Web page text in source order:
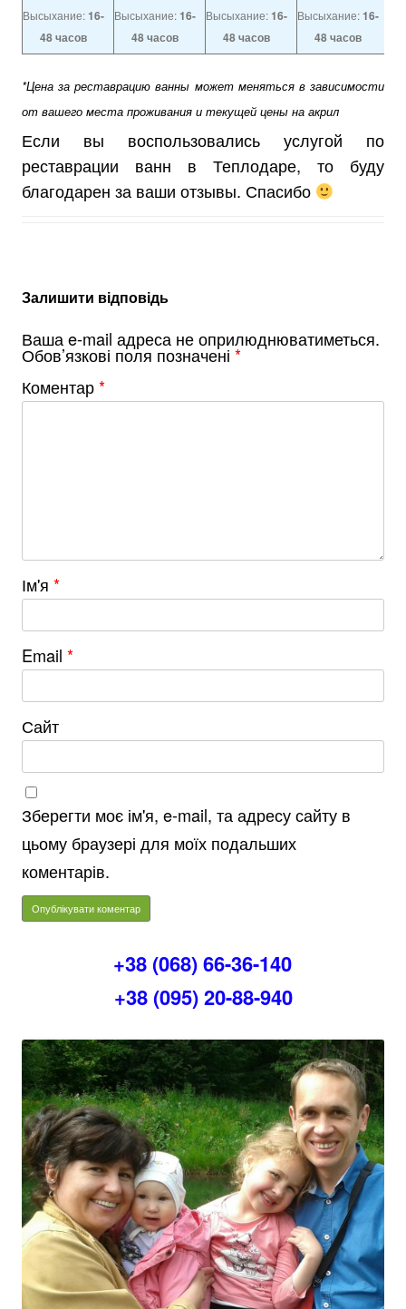
Высыхание:16-
48 часов
Высыхание:16-
48 часов
Высыхание:16-
48 часов
Высыхание:16-
48 часов
*Цена за реставрацию ванны может меняться в зависимости
от вашего места проживания и текущей цены на акрил
Если вы воспользовались услугой по
реставрации ванн в Теплодаре, то буду
благодарен за ваши отзывы. Спасибо
Залишити відповідь
Ваша e-mail адреса не оприлюднюватиметься.
Обов’язкові поля позначені *
Коментар*
Ім'я *
Email *
Сайт
Зберегти моє ім'я, e-mail, та адресу сайту в
цьому браузері для моїх подальших
коментарів.
+38 (068) 66-36-140
+38 (095) 20-88-940